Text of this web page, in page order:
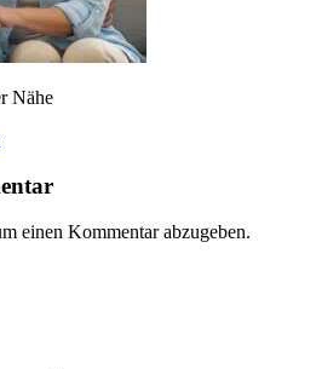
Nähe
einen Kommentar abzugeben.